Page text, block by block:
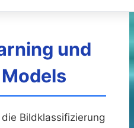
und
Bildklassifizierung